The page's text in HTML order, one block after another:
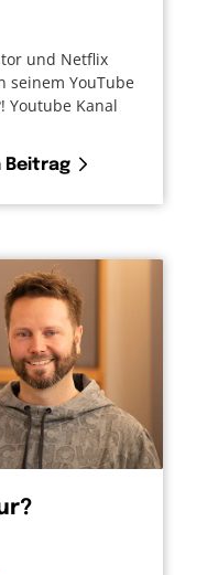
und Netflix
seinem YouTube
Youtube Kanal
Beitrag